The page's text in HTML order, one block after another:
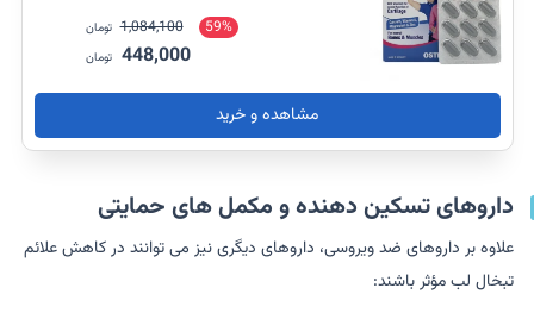
59%
1,084,100 تومان
448,000 تومان
مشاهده و خرید
داروهای تسکین دهنده و مکمل های حمایتی
علاوه بر داروهای ضد ویروسی، داروهای دیگری نیز می توانند در کاهش علائم
تبخال لب مؤثر باشند: